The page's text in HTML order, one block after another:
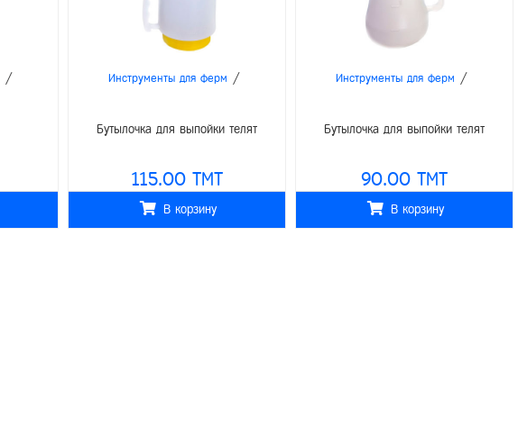
/ Инструменты для ферм /
Бутылочка для выпойки телят
115.00 TMT
В корзину
Инструменты для ферм /
Бутылочка для выпойки телят
90.00 TMT
В корзину